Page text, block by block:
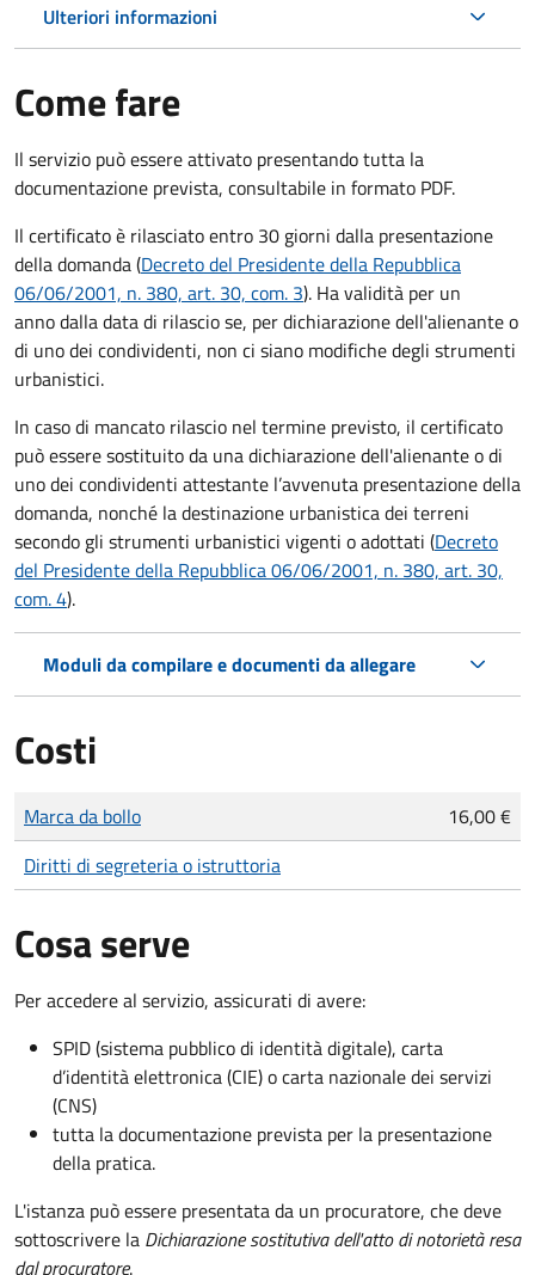
Ulteriori informazioni
Come fare
Il servizio può essere attivato presentando tutta la
documentazione prevista, consultabile in formato PDF.
Il certificato è rilasciato entro 30 giorni dalla presentazione
della domanda (Decreto del Presidente della Repubblica
06/06/2001, n. 380, art. 30, com. 3). Ha validità per un
anno dalla data di rilascio se, per dichiarazione dell'alienante o
di uno dei condividenti, non ci siano modifiche degli strumenti
urbanistici.
In caso di mancato rilascio nel termine previsto, il certificato
può essere sostituito da una dichiarazione dell'alienante o di
uno dei condividenti attestante l’avvenuta presentazione della
domanda, nonché la destinazione urbanistica dei terreni
secondo gli strumenti urbanistici vigenti o adottati (Decreto
del Presidente della Repubblica 06/06/2001, n. 380, art. 30,
com. 4).
Moduli da compilare e documenti da allegare
Costi
Tipo di pagamento
Importo
Marca da bollo
16,00 €
Diritti di segreteria o istruttoria
Cosa serve
Per accedere al servizio, assicurati di avere:
SPID (sistema pubblico di identità digitale), carta
d’identità elettronica (CIE) o carta nazionale dei servizi
(CNS)
tutta la documentazione prevista per la presentazione
della pratica.
L'istanza può essere presentata da un procuratore, che deve
sottoscrivere la Dichiarazione sostitutiva dell'atto di notorietà resa
dal procuratore.